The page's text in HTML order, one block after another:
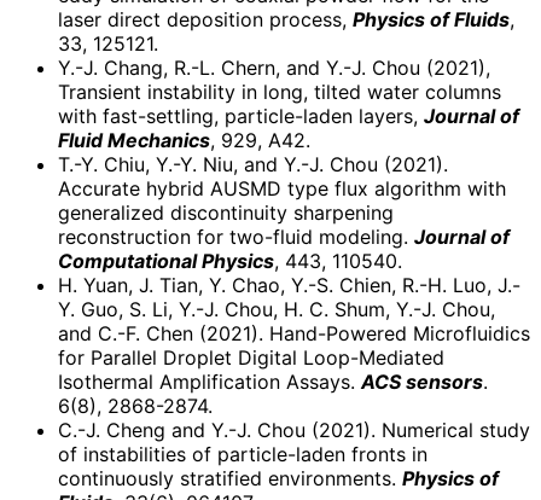
laser direct deposition process, Physics of Fluids,
33, 125121.
Y.-J. Chang, R.-L. Chern, and Y.-J. Chou (2021),
Transient instability in long, tilted water columns
with fast-settling, particle-laden layers, Journal of
Fluid Mechanics, 929, A42.
T.-Y. Chiu, Y.-Y. Niu, and Y.-J. Chou (2021).
Accurate hybrid AUSMD type flux algorithm with
generalized discontinuity sharpening
reconstruction for two-fluid modeling. Journal of
Computational Physics, 443, 110540.
H. Yuan, J. Tian, Y. Chao, Y.-S. Chien, R.-H. Luo, J.-
Y. Guo, S. Li, Y.-J. Chou, H. C. Shum, Y.-J. Chou,
and C.-F. Chen (2021). Hand-Powered Microfluidics
for Parallel Droplet Digital Loop-Mediated
Isothermal Amplification Assays.ACS sensors.
6(8), 2868-2874.
C.-J. Cheng and Y.-J. Chou (2021). Numerical study
of instabilities of particle-laden fronts in
continuously stratified environments. Physics of